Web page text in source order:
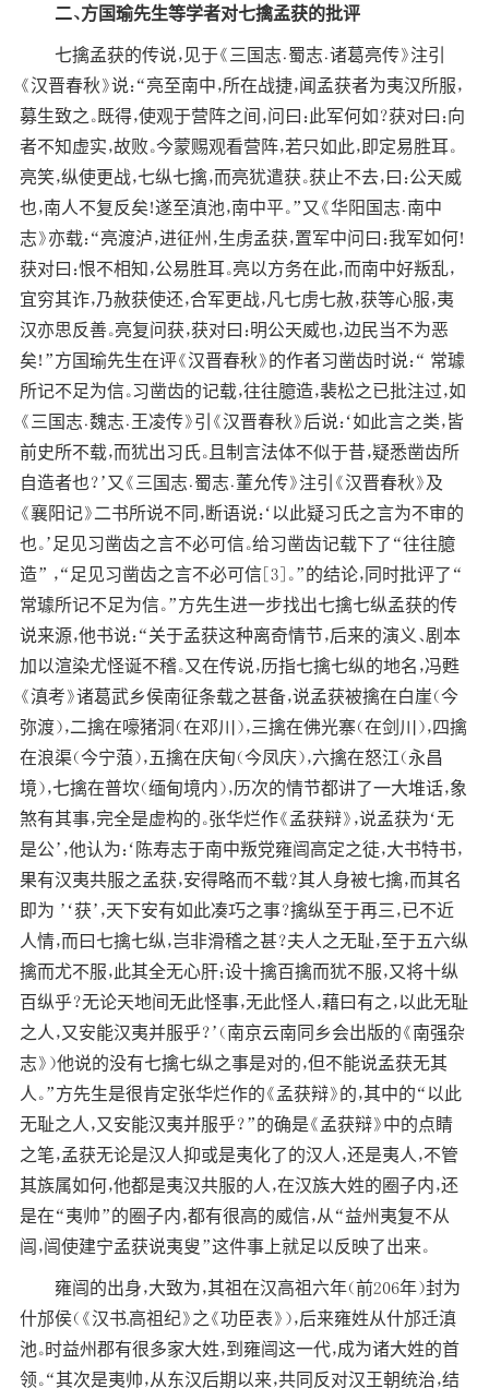
二、方国瑜先生等学者对七擒孟获的批评
七擒孟获的传说，见于《三国志﹒蜀志﹒诸葛亮传》注引
《汉晋春秋》说：“亮至南中，所在战捷，闻孟获者为夷汉所服，
募生致之。既得，使观于营阵之间，问曰：此军何如？获对曰：向
者不知虚实，故败。今蒙赐观看营阵，若只如此，即定易胜耳。
亮笑，纵使更战，七纵七擒，而亮犹遣获。获止不去，曰：公天威
也，南人不复反矣！遂至滇池，南中平。”又《华阳国志﹒南中
志》亦载：“亮渡泸，进征州，生虏孟获，置军中问曰：我军如何！
获对曰：恨不相知，公易胜耳。亮以方务在此，而南中好叛乱，
宜穷其诈，乃赦获使还，合军更战，凡七虏七赦，获等心服，夷
汉亦思反善。亮复问获，获对曰：明公天威也，边民当不为恶
矣！”方国瑜先生在评《汉晋春秋》的作者习凿齿时说：“ 常璩
所记不足为信。习凿齿的记载，往往臆造，裴松之已批注过，如
《三国志﹒魏志﹒王凌传》引《汉晋春秋》后说：‘如此言之类，皆
前史所不载，而犹出习氏。且制言法体不似于昔，疑悉凿齿所
自造者也？’又《三国志﹒蜀志﹒董允传》注引《汉晋春秋》及
《襄阳记》二书所说不同，断语说：‘以此疑习氏之言为不审的
也。’足见习凿齿之言不必可信。给习凿齿记载下了“往往臆
造” ，“足见习凿齿之言不必可信[3]。”的结论，同时批评了“
常璩所记不足为信。”方先生进一步找出七擒七纵孟获的传
说来源，他书说：“关于孟获这种离奇情节，后来的演义、剧本
加以渲染尤怪诞不稽。又在传说，历指七擒七纵的地名，冯甦
《滇考》诸葛武乡侯南征条载之甚备，说孟获被擒在白崖（今
弥渡），二擒在嚎猪洞（在邓川），三擒在佛光寨（在剑川），四擒
在浪渠（今宁蒗），五擒在庆甸（今凤庆），六擒在怒江（永昌
境），七擒在普坎（缅甸境内），历次的情节都讲了一大堆话，象
煞有其事，完全是虚构的。张华烂作《孟获辩》，说孟获为‘无
是公’，他认为：‘陈寿志于南中叛党雍闿高定之徒，大书特书，
果有汉夷共服之孟获，安得略而不载？其人身被七擒，而其名
即为 ’‘获’，天下安有如此凑巧之事？擒纵至于再三，已不近
人情，而曰七擒七纵，岂非滑稽之甚？夫人之无耻，至于五六纵
擒而尤不服，此其全无心肝；设十擒百擒而犹不服，又将十纵
百纵乎？无论天地间无此怪事，无此怪人，藉曰有之，以此无耻
之人，又安能汉夷并服乎？’（南京云南同乡会出版的《南强杂
志》）他说的没有七擒七纵之事是对的，但不能说孟获无其
人。”方先生是很肯定张华烂作的《孟获辩》的，其中的“以此
无耻之人，又安能汉夷并服乎？”的确是《孟获辩》中的点睛
之笔，孟获无论是汉人抑或是夷化了的汉人，还是夷人，不管
其族属如何，他都是夷汉共服的人，在汉族大姓的圈子内，还
是在“夷帅”的圈子内，都有很高的威信，从“益州夷复不从
闿，闿使建宁孟获说夷叟”这件事上就足以反映了出来。
雍闿的出身，大致为，其祖在汉高祖六年（前206年）封为
什邡侯（《汉书.高祖纪》之《功臣表》），后来雍姓从什邡迁滇
池。时益州郡有很多家大姓，到雍闿这一代，成为诸大姓的首
领。“其次是夷帅，从东汉后期以来，共同反对汉王朝统治，结